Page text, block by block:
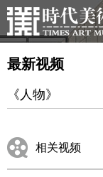
最新视频
《人物》
相关视频